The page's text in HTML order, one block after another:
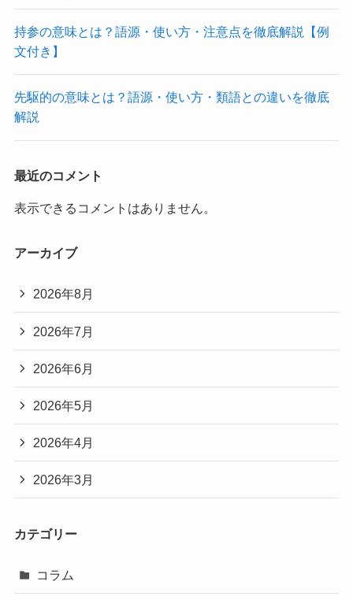
持参の意味とは？語源・使い方・注意点を徹底解説【例
文付き】
先駆的の意味とは？語源・使い方・類語との違いを徹底
解説
最近のコメント
表示できるコメントはありません。
アーカイブ
2026年8月
2026年7月
2026年6月
2026年5月
2026年4月
2026年3月
カテゴリー
コラム